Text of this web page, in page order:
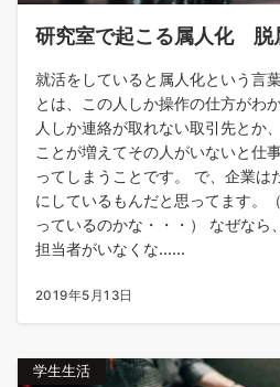
研究室で起こる属人化 脱
就活をしていると属人化という言
とは、この人しか操作の仕方がわ
人しか連絡が取れない取引先とか
ことが増えてその人がいないと仕
ってしまうことです。 で、企業は
にしているもんだと思ってます。
っているのかな・・・） なぜなら
担当者がいなくな......
2019年5月13日
学生生活